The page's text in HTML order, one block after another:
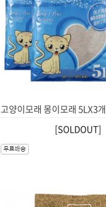
고양이모래 몽이모래 5LX3개
[SOLDOUT]